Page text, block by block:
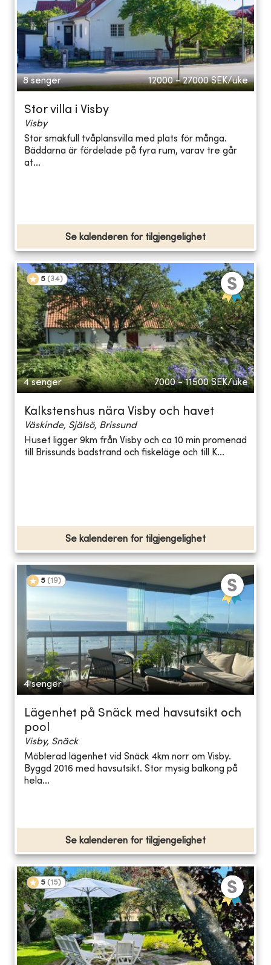
8 senger 12000 - 27000 SEK/uke
Stor villa i Visby
Visby
Stor smakfull tvåplansvilla med plats för många.
Bäddarna är fördelade på fyra rum, varav tre går
at...
Se kalenderen for tilgjengelighet
5 (34)
4 senger 7000 - 11500 SEK/uke
Kalkstenshus nära Visby och havet
Väskinde, Själsö, Brissund
Huset ligger 9km från Visby och ca 10 min promenad
till Brissunds badstrand och fiskeläge och till K...
Se kalenderen for tilgjengelighet
5 (19)
4 senger
Lägenhet på Snäck med havsutsikt och
pool
Visby, Snäck
Möblerad lägenhet vid Snäck 4km norr om Visby.
Byggd 2016 med havsutsikt. Stor mysig balkong på
hela...
Se kalenderen for tilgjengelighet
5 (15)